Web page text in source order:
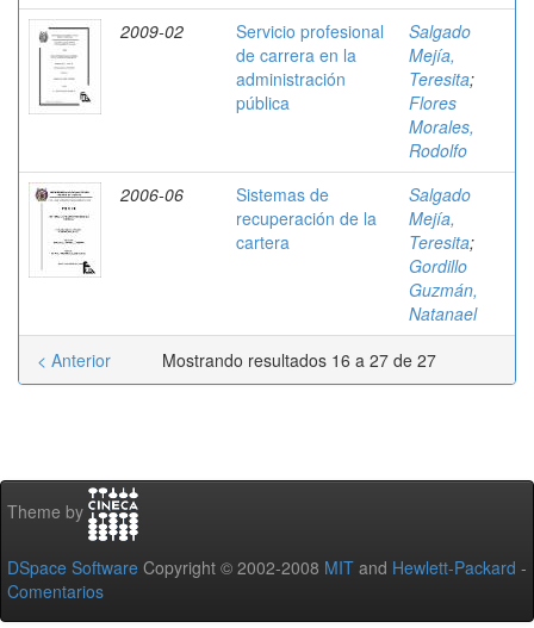
2009-02
Servicio profesional
de carrera en la
administración
pública
Salgado
Mejía,
Teresita;
Flores
Morales,
Rodolfo
2006-06
Sistemas de
recuperación de la
cartera
Salgado
Mejía,
Teresita;
Gordillo
Guzmán,
Natanael
Mostrando resultados 16 a 27 de 27
< Anterior
Theme by
DSpace Software Copyright © 2002-2008 MIT and Hewlett-Packard -
Comentarios